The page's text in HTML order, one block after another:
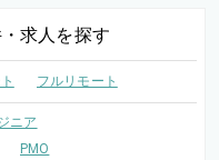
求人を探す
フルリモート
ニア
PMO